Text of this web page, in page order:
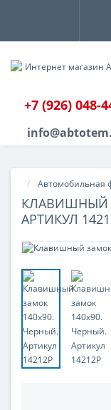
+7 (926) 048-
Автомобильная
КЛАВИШНЫЙ
АРТИКУЛ